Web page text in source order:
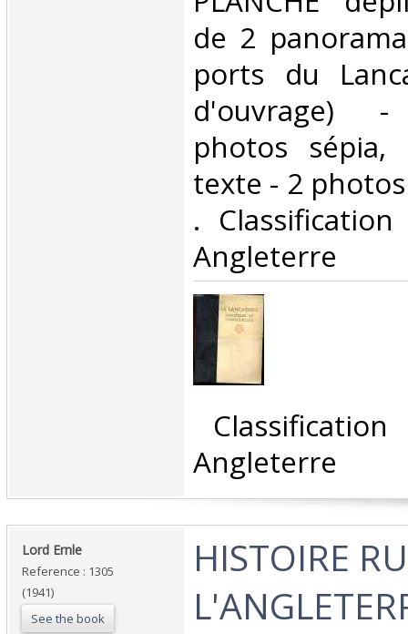
de 2
ports du
d'ouvrage) -
photos
texte - 2
.
Angleterre‎
Angleterre‎
‎Lord Ernle‎
Reference : 1305
(1941)
See the book
‎HISTOIRE